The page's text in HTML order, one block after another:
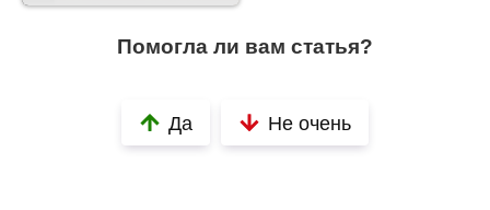
Помогла ли вам статья?
Да Не очень